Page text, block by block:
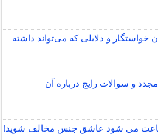
و دلایلی که می‌تواند داشته
و سوالات رایج درباره آن